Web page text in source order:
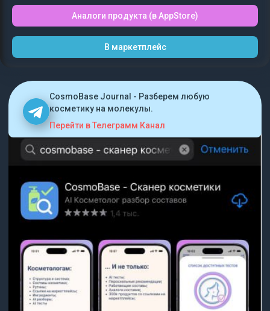
Аналоги продукта (в AppStore)
В маркетплейс
CosmoBase Journal - Разберем любую
косметику на молекулы.
Перейти в Телеграмм Канал